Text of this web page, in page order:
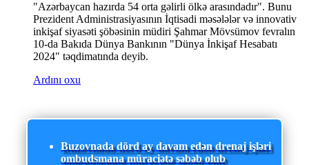
"Azərbaycan hazırda 54 orta gəlirli ölkə arasındadır". Bunu
Prezident Administrasiyasının İqtisadi məsələlər və innovativ
inkişaf siyasəti şöbəsinin müdiri Şahmar Mövsümov fevralın
10-da Bakıda Dünya Bankının "Dünya İnkişaf Hesabatı
2024" təqdimatında deyib.
Ardını oxu
Buzovnada dörd ay davam edən drenaj işləri
ombudsmana müraciətə səbəb olub